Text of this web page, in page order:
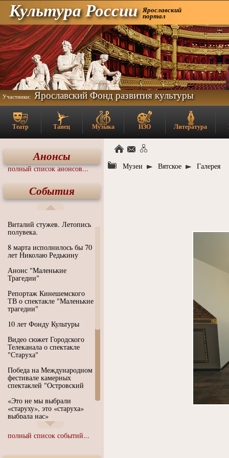
Культура России Ярославский
портал
Участники: Ярославский Фонд развития культуры
Театр Танец Музыка ИЗО Литература
Анонсы
полный список анонсов...
События
Виталий стужев. Летопись
полувека.
8 марта исполнилось бы 70
лет Николаю Редькину
Анонс "Маленькие
Трагедии"
Репортаж Кинешемского
ТВ о спектакле "Маленькие
трагедии"
10 лет Фонду Культуры
Видео сюжет Городского
Телеканала о спектакле
"Старуха"
Победа на Международном
фестивале камерных
спектаклей "Островский
«Это не мы выбрали
«старуху», это «старуха»
выбрала нас»
Иммерсивный спектакль
"Язык чистого полета
полный список событий...
Музеи Вятское Галерея